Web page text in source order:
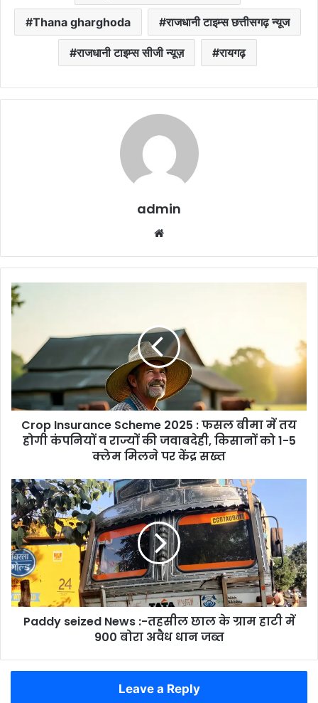
Thana gharghoda राजधानी टाइम्स छत्तीसगढ़ न्यूज
राजधानी टाइम्स सीजी न्यूज़ रायगढ़
admin
Crop
Insurance
Scheme
:
फसल
बीमा
में
तय
होगी
कंपनियों
की
जवाबदेही,
किसानों
को
1-
5
क्लेम
मिलने
पर
केंद्र
Crop Insurance Scheme 2025 : फसल बीमा में तय
होगी कंपनियों व राज्यों की जवाबदेही, किसानों को 1-5
क्लेम मिलने पर केंद्र सख्त
Paddy
seized
News
:-
तहसील
छाल
के
ग्राम
हाटी
Paddy seized News :-तहसील छाल के ग्राम हाटी में
900 बोरा अवैध धान जब्त
Leave a Reply